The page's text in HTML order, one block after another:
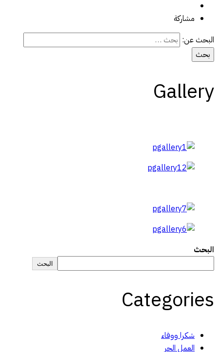
مشاركة
البحث عن:
Gallery
البحث
البحث
Categories
شكرا ووفاء
العمل الحر